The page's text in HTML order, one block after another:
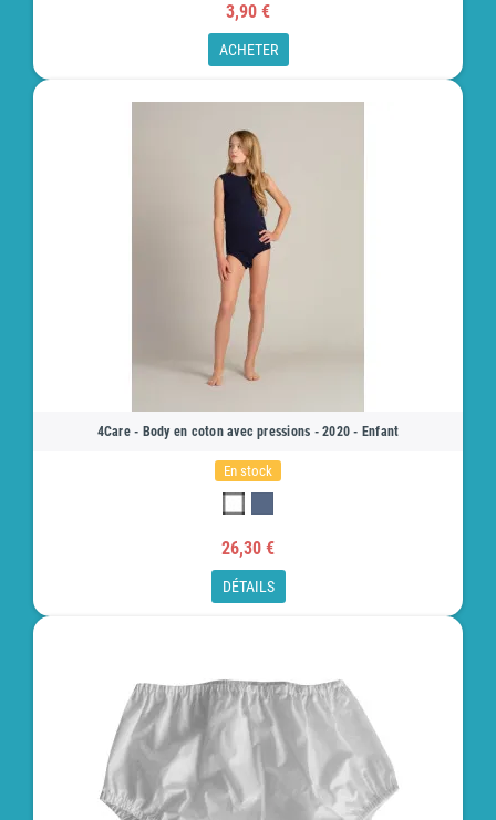
3,90 €
ACHETER
4Care - Body en coton avec pressions - 2020 - Enfant
En stock
26,30 €
DÉTAILS